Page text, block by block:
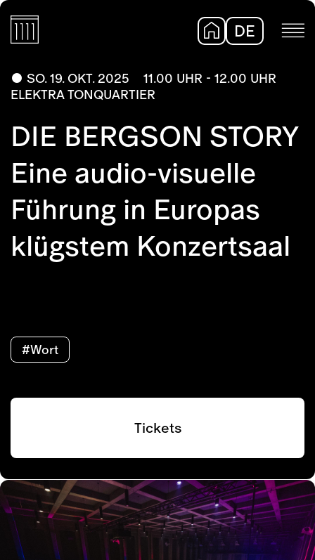
DE
SO. 19. OKT. 2025
11.00 UHR - 12.00 UHR
ELEKTRA TONQUARTIER
DIE BERGSON STORY
Eine audio-visuelle
Führung in Europas
klügstem Konzertsaal
#Wort
Tickets